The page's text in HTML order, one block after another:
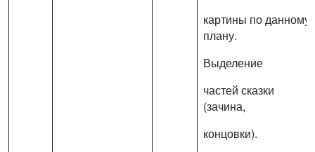
картины по данному
плану.
Выделение
частей сказки
(зачина,
концовки).